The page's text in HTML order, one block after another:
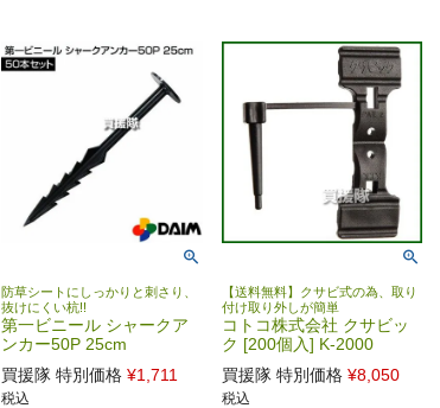
防草シートにしっかりと刺さり、
抜けにくい杭!!
第一ビニール シャークア
ンカー50P 25cm
買援隊 特別価格 ¥1,711
税込
【送料無料】クサビ式の為、取り
付け取り外しが簡単
コトコ株式会社 クサビッ
ク [200個入] K-2000
買援隊 特別価格 ¥8,050
税込